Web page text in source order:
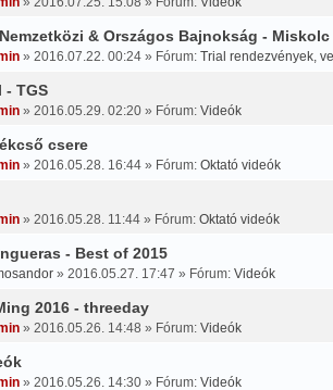
& Országos Bajnokság - Miskolc
» 2016.07.22. 00:24 » Fórum: Trial rendezvények,
- TGS
» 2016.05.29. 02:20 » Fórum: Videók
csere
» 2016.05.28. 16:44 » Fórum: Oktató videók
» 2016.05.28. 11:44 » Fórum: Oktató videók
- Best of 2015
» 2016.05.27. 17:47 » Fórum: Videók
2016 - threeday
» 2016.05.26. 14:48 » Fórum: Videók
» 2016.05.26. 14:30 » Fórum: Videók